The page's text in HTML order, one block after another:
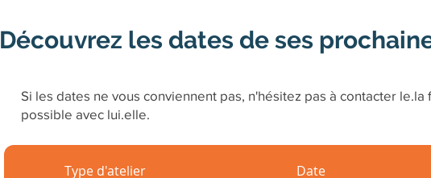
Découvrez les dates de ses
Si les dates ne vous conviennent pas, n'hésitez pas à contacter
possible avec lui.elle.
Type d'atelier Date